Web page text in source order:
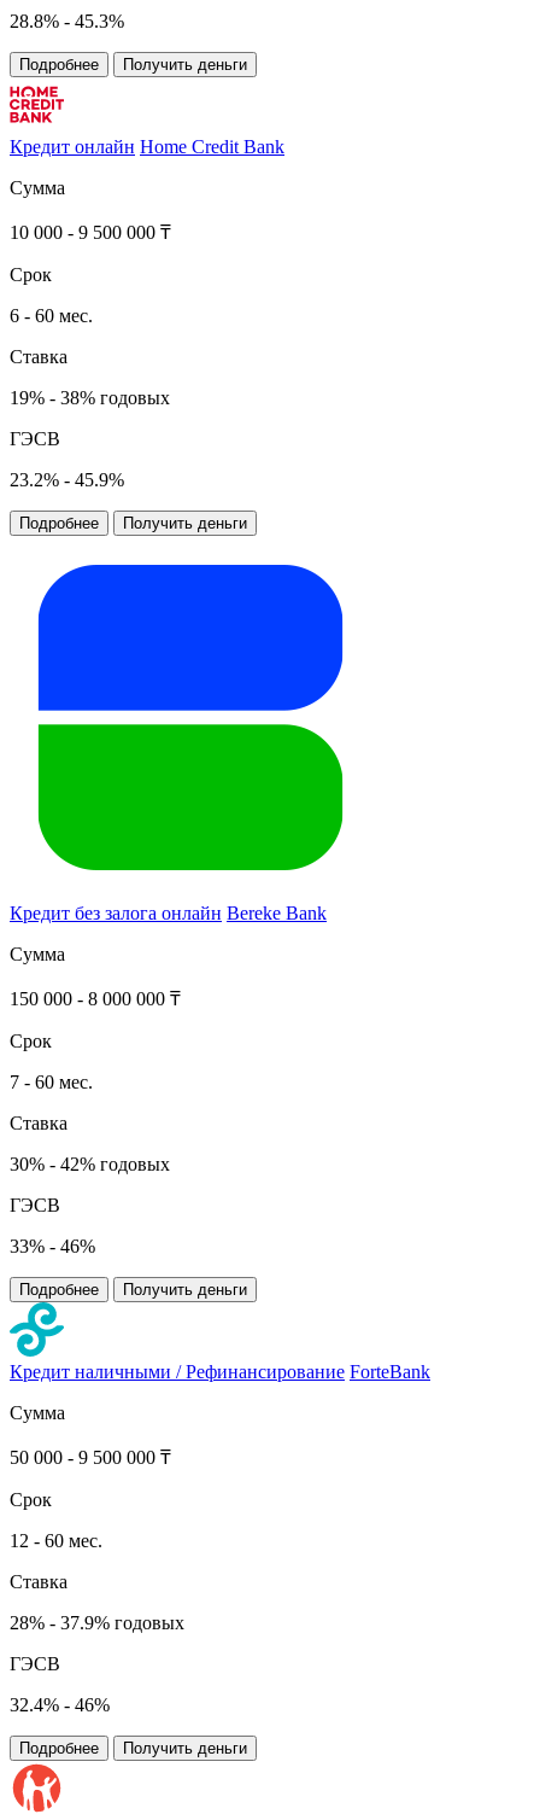
28.8% - 45.3%
Подробнее Получить деньги
Кредит онлайн Home Credit Bank
Сумма
10 000 - 9 500 000 ₸
Срок
6 - 60 мес.
Ставка
19% - 38% годовых
ГЭСВ
23.2% - 45.9%
Подробнее Получить деньги
Кредит без залога онлайн Bereke Bank
Сумма
150 000 - 8 000 000 ₸
Срок
7 - 60 мес.
Ставка
30% - 42% годовых
ГЭСВ
33% - 46%
Подробнее Получить деньги
Кредит наличными / Рефинансирование ForteBank
Сумма
50 000 - 9 500 000 ₸
Срок
12 - 60 мес.
Ставка
28% - 37.9% годовых
ГЭСВ
32.4% - 46%
Подробнее Получить деньги